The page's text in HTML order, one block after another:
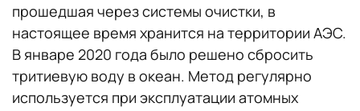
прошедшая через системы очистки, в
настоящее время хранится на территории АЭС.
В январе 2020 года было решено сбросить
тритиевую воду в океан. Метод регулярно
используется при эксплуатации атомных